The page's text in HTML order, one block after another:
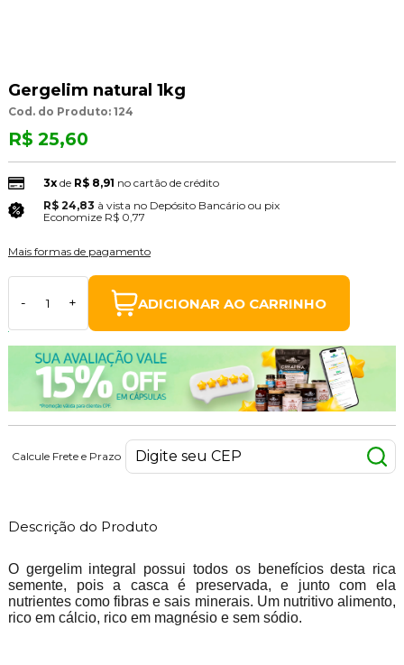
Gergelim natural 1kg
Cod. do Produto: 124
R$ 25,60
3xde R$ 8,91 no cartão de crédito
R$ 24,83 à vista no Depósito Bancário ou pix
Economize R$ 0,77
Mais formas de pagamento
- + ADICIONAR AO CARRINHO
Calcule Frete e Prazo
Descrição do Produto
O gergelim integral possui todos os benefícios desta rica
semente, pois a casca é preservada, e junto com ela
nutrientes como fibras e sais minerais. Um nutritivo alimento,
rico em cálcio, rico em magnésio e sem sódio.